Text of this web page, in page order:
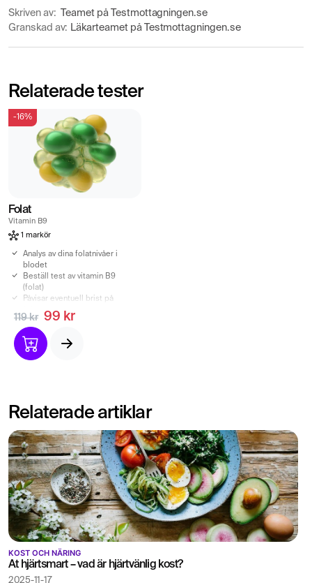
Skriven av:
Teamet på Testmottagningen.se
Granskad av: Läkarteamet på Testmottagningen.se
Relaterade tester
-16%
Folat
Vitamin B9
1 markör
Analys av dina folatnivåer i
blodet
Beställ test av vitamin B9
(folat)
Påvisar eventuell brist på
Indikation för eventuell
blodbrist.
119 kr 99 kr
Relaterade artiklar
KOST OCH NÄRING
Ät hjärtsmart – vad är hjärtvänlig kost?
2025-11-17